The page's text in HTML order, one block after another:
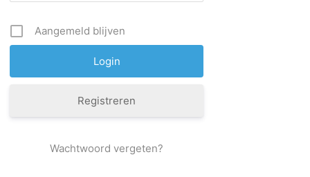
Aangemeld blijven
Registreren
Wachtwoord vergeten?